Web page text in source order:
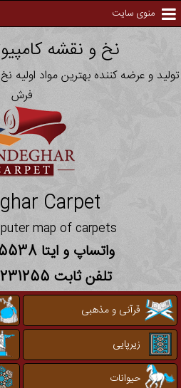
منوی سایت
نخ و نقشه
تولید و عرضه کننده بهترین مواد اولیه
فرش
Carpet
map of carpets
واتساپ و ایتا 09149655538
تلفن ثابت 52231255 - 041
قرآنی و مذهبی
زیرپایی
حیوانات